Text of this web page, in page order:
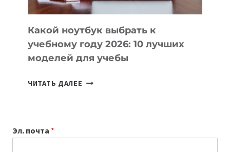
КОДА
Какой ноутбук выбрать к
учебному году 2026: 10 лучших
моделей для учебы
ЧИТАТЬ ДАЛЕЕ КАКОЙ
Эл. почта *